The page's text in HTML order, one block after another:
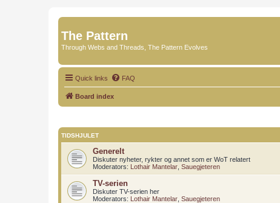
The Pattern
Through Webs and Threads, The Pattern Evolves
Quick links FAQ
Board index
TIDSHJULET
Generelt
Diskuter nyheter, rykter og annet som er WoT relatert
Moderators: Lothair Mantelar Sauegjeteren
TV-serien
Diskuter TV-serien her
Moderators: Lothair Mantelar Sauegjeteren